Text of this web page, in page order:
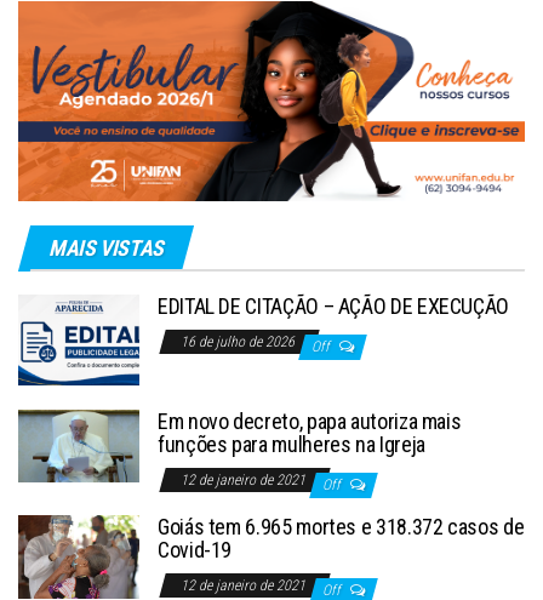
MAIS VISTAS
EDITAL DE CITAÇÃO – AÇÃO DE EXECUÇÃO
16 de julho de 2026 Off
Em novo decreto, papa autoriza mais
funções para mulheres na Igreja
12 de janeiro de 2021 Off
Goiás tem 6.965 mortes e 318.372 casos de
Covid-19
12 de janeiro de 2021 Off